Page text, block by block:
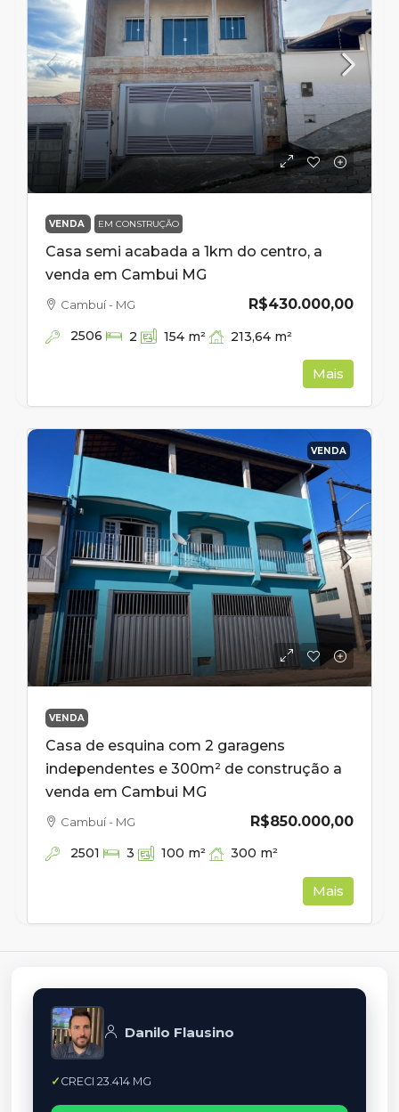
VENDA EM CONSTRUÇÃO
Casa semi acabada a 1km do centro, a
venda em Cambui MG
R$430.000,00
Cambuí - MG
2506 2 154 m² 213,64 m²
Mais
VENDA
VENDA
Casa de esquina com 2 garagens
independentes e 300m² de construção a
venda em Cambui MG
R$850.000,00
Cambuí - MG
2501 3 100 m² 300 m²
Mais
Danilo Flausino
CRECI 23.414 MG